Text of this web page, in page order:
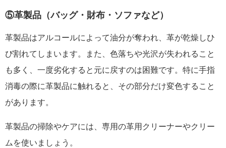
⑤革製品（バッグ・財布・ソファなど）
革製品はアルコールによって油分が奪われ、革が乾燥しひ
び割れてしまいます。また、色落ちや光沢が失われること
も多く、一度劣化すると元に戻すのは困難です。特に手指
消毒の際に革製品に触れると、その部分だけ変色すること
があります。
革製品の掃除やケアには、専用の革用クリーナーやクリー
ムを使いましょう。